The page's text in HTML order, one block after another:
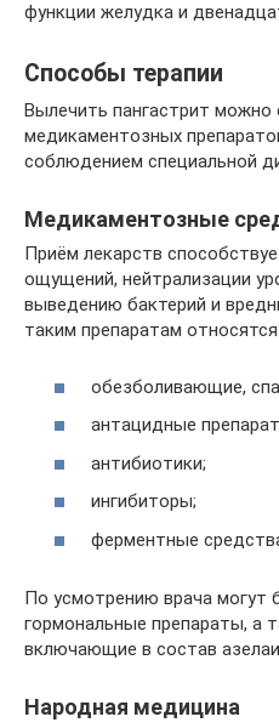
функции желудка и
Способы терапии
Вылечить пангастрит
медикаментозных
соблюдением специальной
Медикаментозные
Приём лекарств
ощущений, нейтрализации
выведению бактерий и
таким препаратам относятся:
обезболивающие,
антацидные
антибиотики;
ингибиторы;
ферментные
По усмотрению врача могут
гормональные препараты, а
включающие в состав
Народная медицина